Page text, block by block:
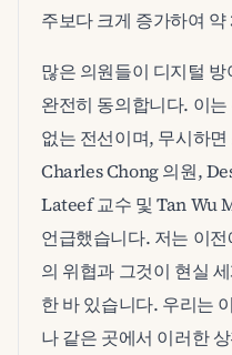
주보다 크게 증가하여
많은 의원들이 디지털
완전히 동의합니다. 이
없는 전선이며, 무시하
Charles Chong 의원,
Lateef 교수 및 Tan Wu
언급했습니다. 저는 이
의 위협과 그것이 현실
한 바 있습니다. 우리는
나 같은 곳에서 이러한